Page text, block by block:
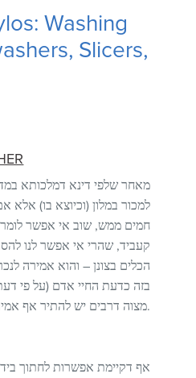
Washing
Slicers,
מאחר שלפי דינא דמלכותא
למכור במלון (וכיוצא בו)
חמים ממש, שוב אי אפשר
קעביד, שהרי אי אפשר לנו
הכלים בצונן – והוא אמירה
בזה כדעת החיי אדם (על פי
מצוה דרבים יש להתיר אף אמירה לנכרי.
אף דקיימת אפשרות לחתוך